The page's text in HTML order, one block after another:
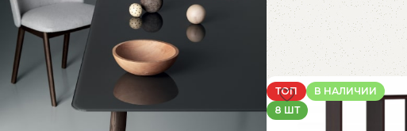
ТОП
В НАЛИЧИИ
8 ШТ